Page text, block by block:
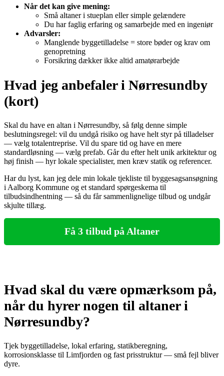
Når det kan give mening:
Små altaner i stueplan eller simple gelændere
Du har faglig erfaring og samarbejde med en ingeniør
Advarsler:
Manglende byggetilladelse = store bøder og krav om
genopretning
Forsikring dækker ikke altid amatørarbejde
Hvad jeg anbefaler i Nørresundby
(kort)
Skal du have en altan i Nørresundby, så følg denne simple
beslutningsregel: vil du undgå risiko og have helt styr på tilladelser
— vælg totalentreprise. Vil du spare tid og have en mere
standardløsning — vælg prefab. Går du efter helt unik arkitektur og
høj finish — hyr lokale specialister, men kræv statik og referencer.
Har du lyst, kan jeg dele min lokale tjekliste til byggesagsansøgning
i Aalborg Kommune og et standard spørgeskema til
tilbudsindhentning — så du får sammenlignelige tilbud og undgår
skjulte tillæg.
Få 3 tilbud på Altaner
Hvad skal du være opmærksom på,
når du hyrer nogen til altaner i
Nørresundby?
Tjek byggetilladelse, lokal erfaring, statikberegning,
korrosionsklasse til Limfjorden og fast prisstruktur — små fejl bliver
dyre.